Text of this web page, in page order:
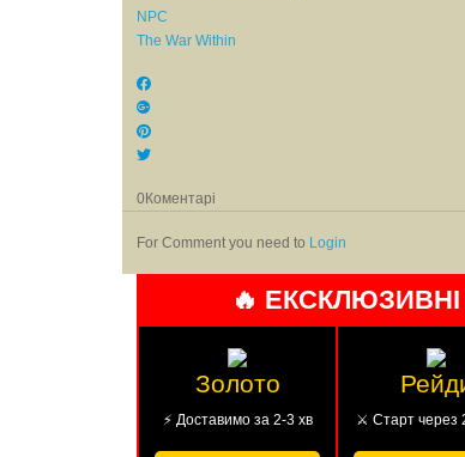
NPC
The War Within
0Коментарі
For Comment you need to Login
🔥
Золото
⚡ Доставимо за 2-3 хв ⚔️ Старт через